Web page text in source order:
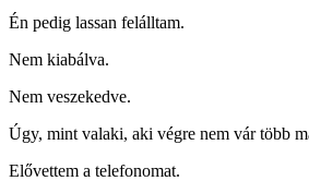
Én pedig lassan felálltam.
Nem kiabálva.
Nem veszekedve.
Úgy, mint valaki, aki végre nem vár több
Elővettem a telefonomat.